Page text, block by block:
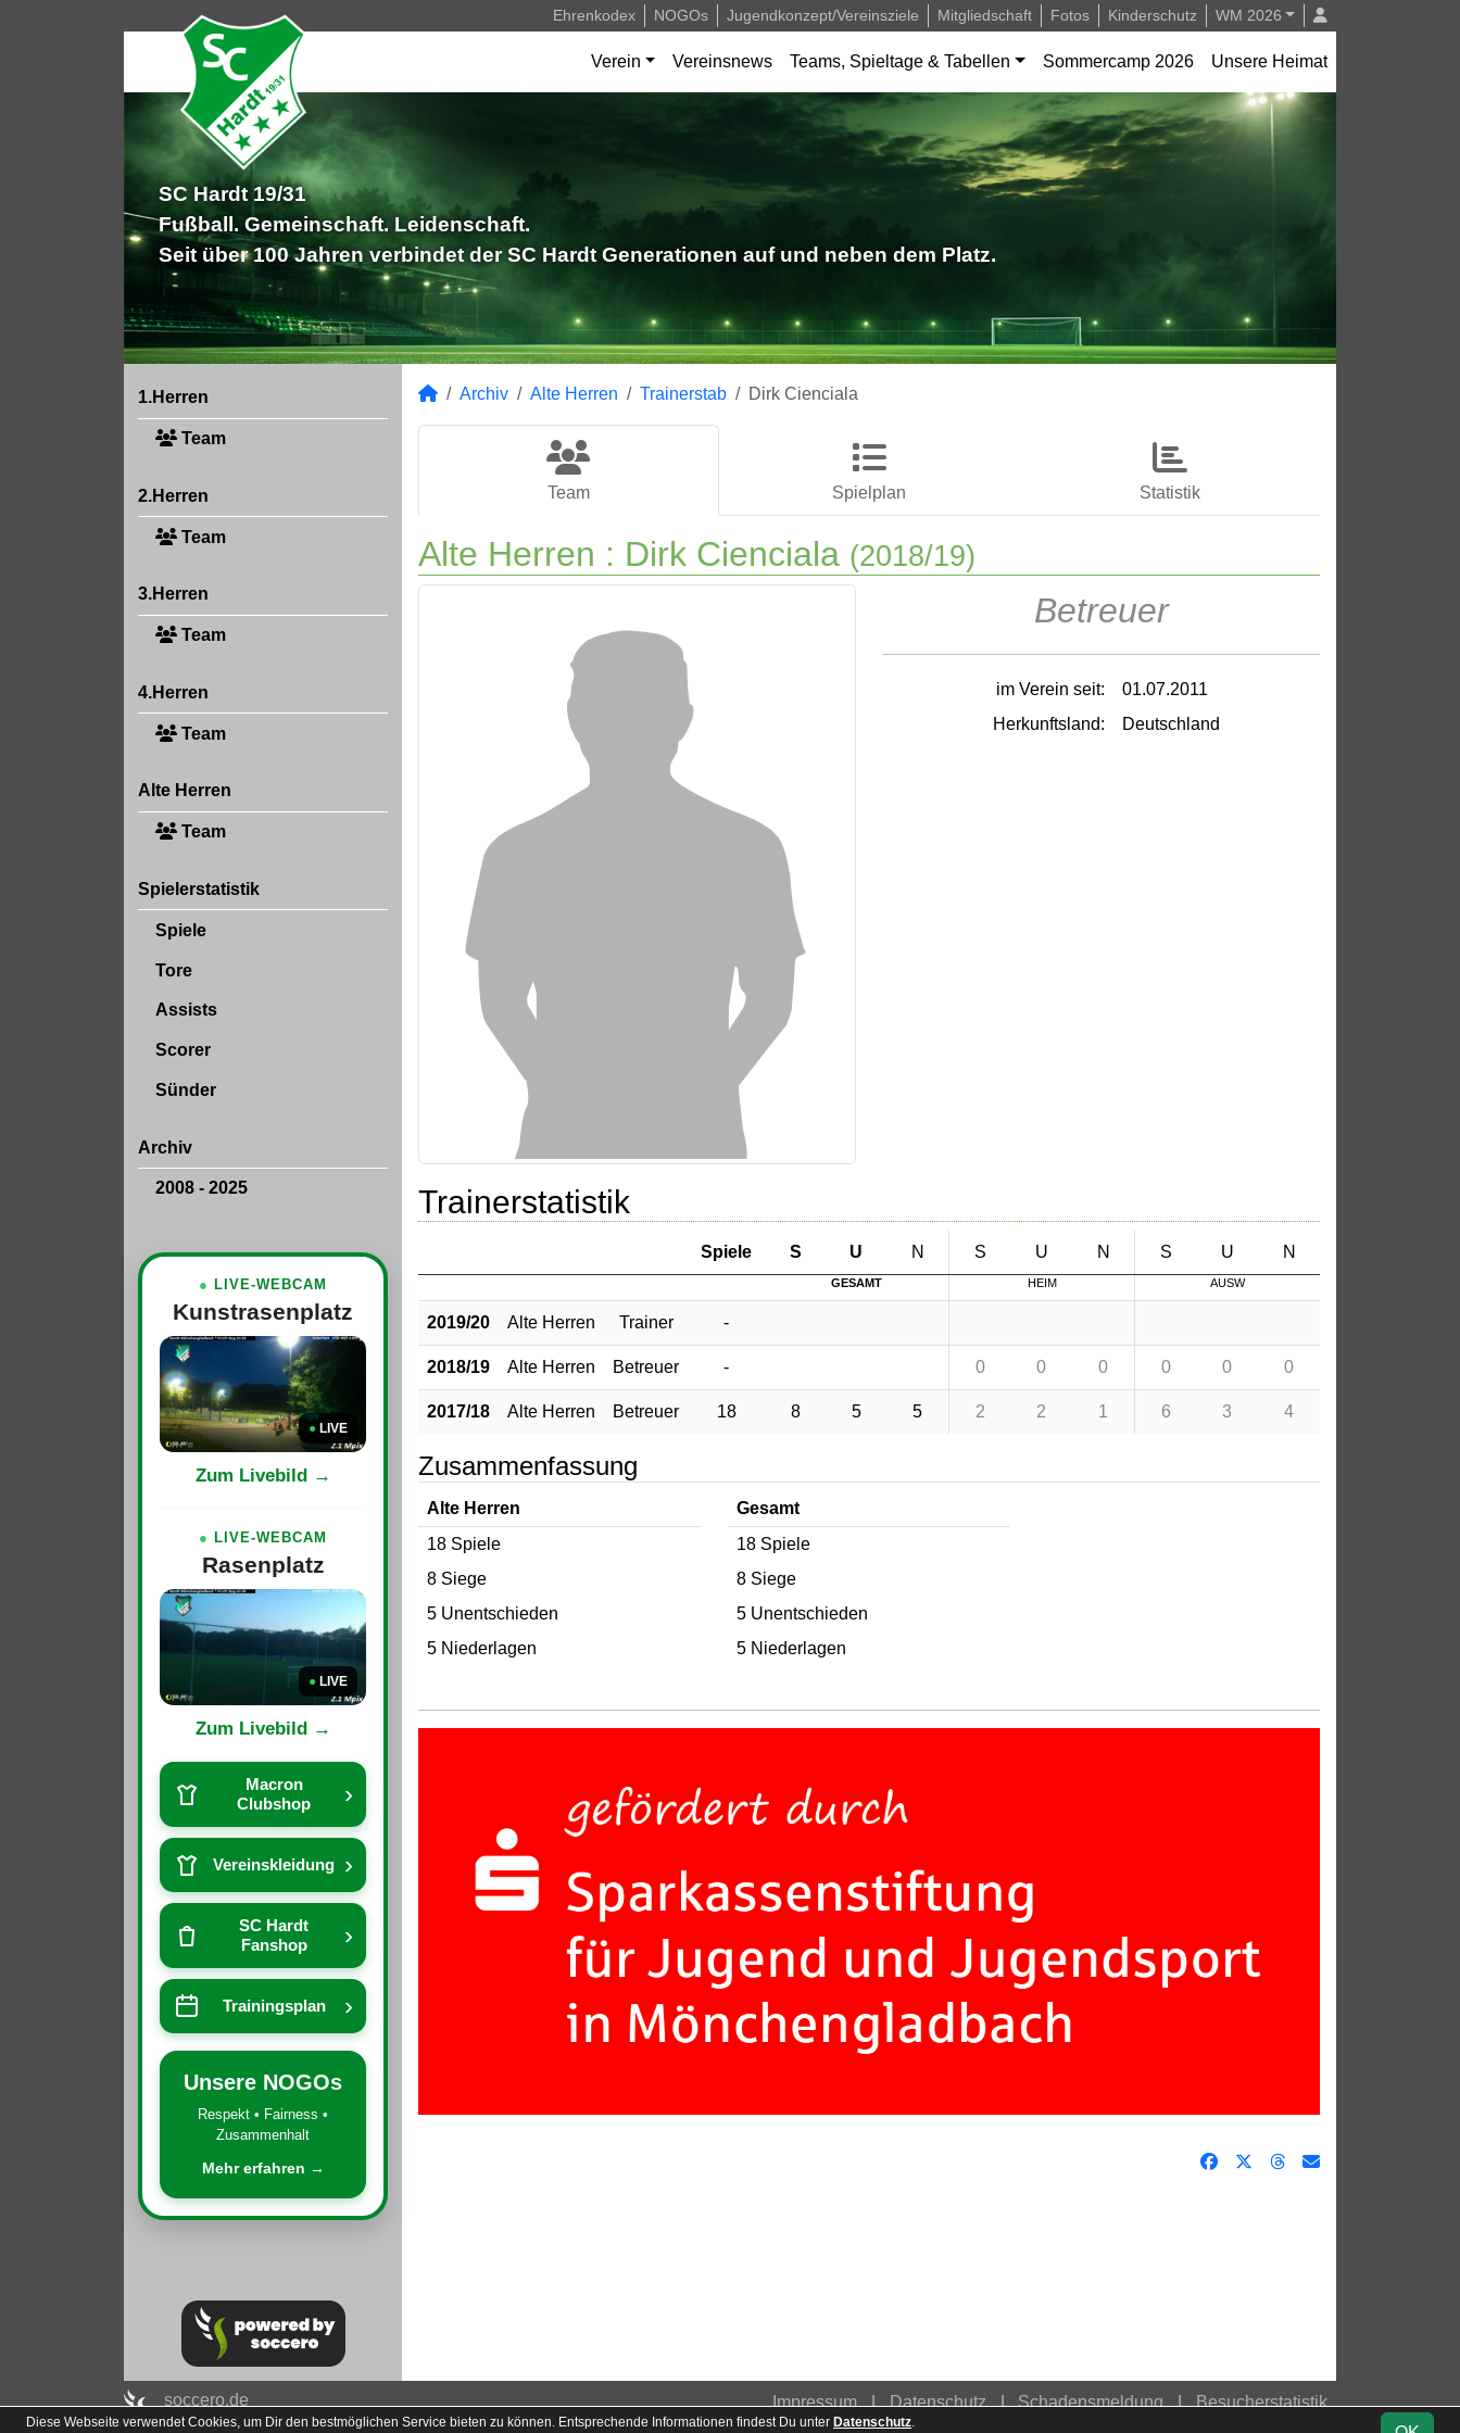
Ehrenkodex NOGOs Jugendkonzept/Vereinsziele Mitgliedschaft Fotos Kinderschutz WM 2026
Verein Vereinsnews Teams, Spieltage & Tabellen Sommercamp 2026 Unsere Heimat
SC Hardt 19/31
Fußball. Gemeinschaft. Leidenschaft.
Seit über 100 Jahren verbindet der SC Hardt Generationen auf und neben dem Platz.
1.Herren
Team
2.Herren
Team
3.Herren
Team
4.Herren
Team
Alte Herren
Team
Spielerstatistik
Spiele
Tore
Assists
Scorer
Sünder
Archiv
2008 - 2025
● LIVE-WEBCAM
Kunstrasenplatz
● LIVE
Zum Livebild →
● LIVE-WEBCAM
Rasenplatz
● LIVE
Zum Livebild →
Macron
Clubshop
›
Vereinskleidung ›
SC Hardt
Fanshop
›
Trainingsplan ›
Unsere NOGOs
Respekt • Fairness •
Zusammenhalt
Mehr erfahren →
Archiv Alte Herren Trainerstab Dirk Cienciala
Team Spielplan Statistik
Alte Herren : Dirk Cienciala (2018/19)
Betreuer
im Verein seit:
01.07.2011
Herkunftsland:
Deutschland
Trainerstatistik
Spiele S U N S U N S U N
GESAMT HEIM AUSW
2019/20 Alte Herren Trainer -
2018/19 Alte Herren Betreuer - 0 0 0 0 0 0
2017/18 Alte Herren Betreuer 18 8 5 5 2 2 1 6 3 4
Zusammenfassung
Alte Herren
18 Spiele
8 Siege
5 Unentschieden
5 Niederlagen
Gesamt
18 Spiele
8 Siege
5 Unentschieden
5 Niederlagen
soccero.de
© 2006 - 2026
Impressum Datenschutz Schadensmeldung
Besucherstatistik
Diese Webseite verwendet Cookies, um Dir den bestmöglichen Service bieten zu können. Entsprechende Informationen findest Du unter Datenschutz.